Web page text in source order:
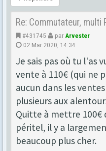
Re: Commutateur, multi
#431745 par Arvester
02 Mar 2020, 14:34
Je sais pas où tu l'as
vente à 110€ (qui ne
aucun dans les
plusieurs aux
Quitte à mettre 100€
péritel, il y a
beaucoup plus cher.